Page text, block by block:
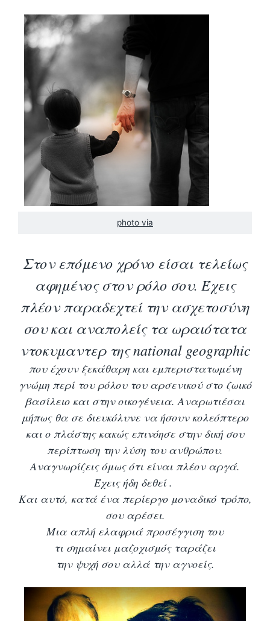
photo via
Στον επόμενο χρόνο είσαι τελείως
αφημένος στον ρόλο σου. Έχεις
πλέον παραδεχτεί την ασχετοσύνη
σου και αναπολείς τα ωραιότατα
ντοκυμαντερ τηςnational geographic
που έχουν ξεκάθαρη και εμπεριστατωμένη
γνώμη περί του ρόλου του αρσενικού στο ζωικό
βασίλειο και στην οικογένεια. Αναρωτιέσαι
μήπως θα σε διευκόλυνε να ήσουν κολεόπτερο
και ο πλάστης κακώς επινόησε στην δική σου
περίπτωση την λύση του ανθρώπου.
Αναγνωρίζεις όμως ότι είναι πλέον αργά.
Έχεις ήδη δεθεί .
Και αυτό, κατά ένα περίεργο μοναδικό τρόπο,
σου αρέσει.
Μια απλή ελαφριά προσέγγιση του
τι σημαίνει μαζοχισμός ταράζει
την ψυχή σου αλλά την αγνοείς.